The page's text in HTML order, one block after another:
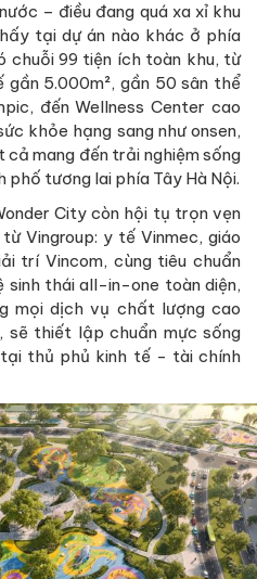
– điều đang quá xa xỉ khu
tại dự án nào khác ở phía
chuỗi 99 tiện ích toàn khu, từ
5.000m², gần 50 sân thể
đến Wellness Center cao
khỏe hạng sang như onsen,
mang đến trải nghiệm sống
phố tương lai phía Tây Hà Nội.
City còn hội tụ trọn vẹn
Vingroup: y tế Vinmec, giáo
trí Vincom, cùng tiêu chuẩn
sinh thái all-in-one toàn diện,
mọi dịch vụ chất lượng cao
sẽ thiết lập chuẩn mực sống
thủ phủ kinh tế - tài chính